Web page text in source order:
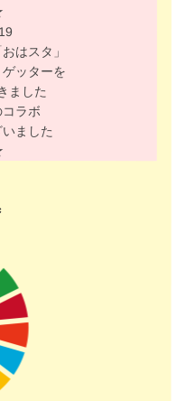
はスタ」
ッターを
ました
ラボ
ました